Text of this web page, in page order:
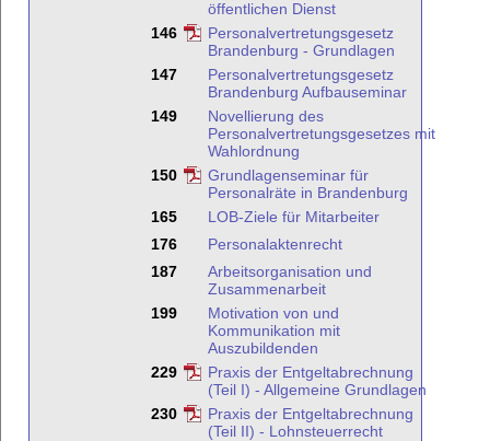
öffentlichen Dienst
146
Personalvertretungsgesetz
Brandenburg - Grundlagen
147
Personalvertretungsgesetz
Brandenburg Aufbauseminar
149
Novellierung des
Personalvertretungsgesetzes mit
Wahlordnung
150
Grundlagenseminar für
Personalräte in Brandenburg
165
LOB-Ziele für Mitarbeiter
176
Personalaktenrecht
187
Arbeitsorganisation und
Zusammenarbeit
199
Motivation von und
Kommunikation mit
Auszubildenden
229
Praxis der Entgeltabrechnung
(Teil I) - Allgemeine Grundlagen
230
Praxis der Entgeltabrechnung
(Teil II) - Lohnsteuerrecht